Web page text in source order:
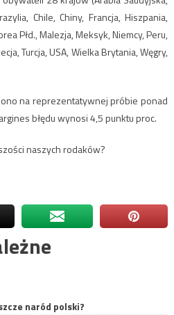
Chile, Chiny, Francja, Hiszpania,
Płd., Malezja, Meksyk, Niemcy, Peru,
Turcja, USA, Wielka Brytania, Węgry,
na reprezentatywnej próbie ponad
błędu wynosi 4,5 punktu proc.
naszych rodaków?
naród polski?